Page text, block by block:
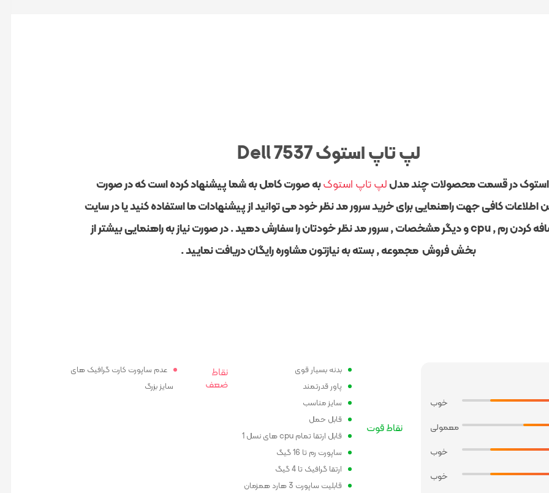
لپ تاپ استوک Dell 7537
در قسمت محصولات چند مدللپ تاپ استوکبه صورت کامل به شما پیشنهاد کرده است که در صورت
اطلاعات کافی جهت راهنمایی برای خرید سرور مد نظر خود می توانید از پیشنهادات ما استفاده کنید یا در سایت
با اضافه کردن رم , cpu و دیگر مشخصات , سرور مد نظر خودتان را سفارش دهید . در صورت نیاز به راهنمایی بیشتر از
بخش فروش مجموعه , بسته به نیازتون مشاوره رایگان دریافت نمایید .
خوب
معمولی
خوب
خوب
نقاط قوت
بدنه بسیار قوی
پاور قدرتمند
سایز مناسب
قابل حمل
قابل ارتقا تمام cpu های نسل 1
ساپورت رم تا 16 گیگ
ارتقا گرافیک تا 4 گیگ
قابلیت ساپورت 3 هارد همزمان
نقاط
ضعف
عدم ساپورت کارت گرافیک های
سایز بزرگ